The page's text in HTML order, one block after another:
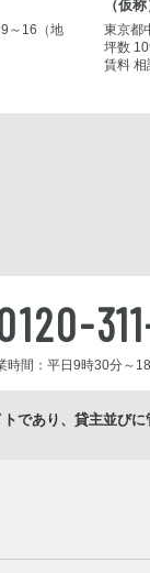
～16（地
（仮
東京都
坪数
賃料 相
時間：平日9時30分～
であり、貸主並び